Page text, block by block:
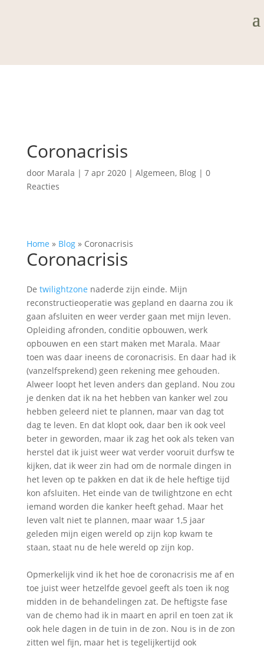
Coronacrisis
door Marala | 7 apr 2020| Algemeen, Blog| 0
Reacties
Home » Blog» Coronacrisis
Coronacrisis
De twilightzone naderde zijn einde. Mijn
reconstructieoperatie was gepland en daarna zou ik
gaan afsluiten en weer verder gaan met mijn leven.
Opleiding afronden, conditie opbouwen, werk
opbouwen en een start maken met Marala. Maar
toen was daar ineens de coronacrisis. En daar had ik
(vanzelfsprekend) geen rekening mee gehouden.
Alweer loopt het leven anders dan gepland. Nou zou
je denken dat ik na het hebben van kanker wel zou
hebben geleerd niet te plannen, maar van dag tot
dag te leven. En dat klopt ook, daar ben ik ook veel
beter in geworden, maar ik zag het ook als teken van
herstel dat ik juist weer wat verder vooruit durfsw te
kijken, dat ik weer zin had om de normale dingen in
het leven op te pakken en dat ik de hele heftige tijd
kon afsluiten. Het einde van de twilightzone en echt
iemand worden die kanker heeft gehad. Maar het
leven valt niet te plannen, maar waar 1,5 jaar
geleden mijn eigen wereld op zijn kop kwam te
staan, staat nu de hele wereld op zijn kop.
Opmerkelijk vind ik het hoe de coronacrisis me af en
toe juist weer hetzelfde gevoel geeft als toen ik nog
midden in de behandelingen zat. De heftigste fase
van de chemo had ik in maart en april en toen zat ik
ook hele dagen in de tuin in de zon. Nou is in de zon
zitten wel fijn, maar het is tegelijkertijd ook